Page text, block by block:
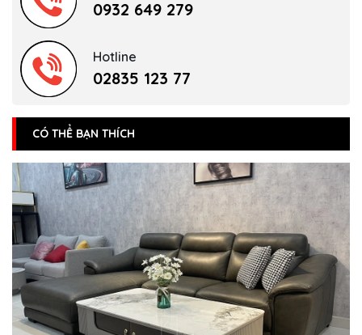
0932 649 279
Hotline
02835 123 77
CÓ THỂ BẠN THÍCH